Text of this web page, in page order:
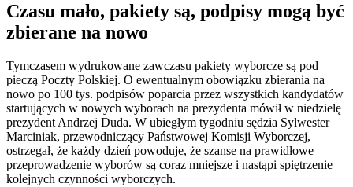
Czasu mało, pakiety są, podpisy mogą być
zbierane na nowo
Tymczasem wydrukowane zawczasu pakiety wyborcze są pod
pieczą Poczty Polskiej. O ewentualnym obowiązku zbierania na
nowo po 100 tys. podpisów poparcia przez wszystkich kandydatów
startujących w nowych wyborach na prezydenta mówił w niedzielę
prezydent Andrzej Duda. W ubiegłym tygodniu sędzia Sylwester
Marciniak, przewodniczący Państwowej Komisji Wyborczej,
ostrzegał, że każdy dzień powoduje, że szanse na prawidłowe
przeprowadzenie wyborów są coraz mniejsze i nastąpi spiętrzenie
kolejnych czynności wyborczych.